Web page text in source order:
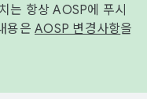
는 항상 AOSP에 푸시
용은 AOSP 변경사항을